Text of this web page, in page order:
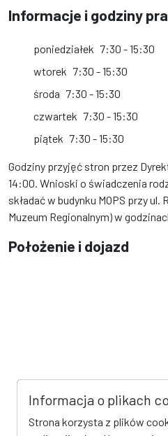
Informacje i godziny
poniedziałek 7:30 - 15:30
wtorek 7:30 - 15:30
środa 7:30 - 15:30
czwartek 7:30 - 15:30
piątek 7:30 - 15:30
Godziny przyjęć stron przez
14:00. Wnioski o świadczenia
składać w budynku MOPS przy
Muzeum Regionalnym) w
Położenie i dojazd
Informacja o plikach
Strona korzysta z plików